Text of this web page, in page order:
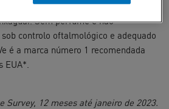
hidrata sem alterar barreira natural da
Sem perfume e não
controlo oftalmológico e adequado
é a marca número 1 recomendada
EUA*.
Survey, 12 meses até janeiro de 2023.